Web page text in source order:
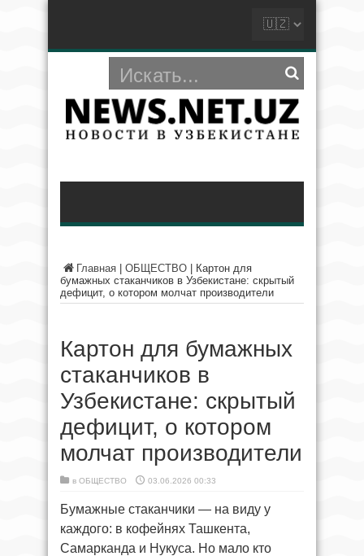
Главная ОБЩЕСТВО
Картон для
бумажных стаканчиков в Узбекистане: скрытый
дефицит, о котором молчат производители
Картон для бумажных
стаканчиков в
Узбекистане: скрытый
дефицит, о котором
молчат производители
в ОБЩЕСТВО 03.06.2026 00:33
Бумажные стаканчики — на виду у
каждого: в кофейнях Ташкента,
Самарканда и Нукуса. Но мало кто